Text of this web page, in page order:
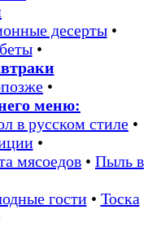
десерты•
•
•
меню:
в русском стиле •
•
мясоедов • Пыль в
гости• Тоска